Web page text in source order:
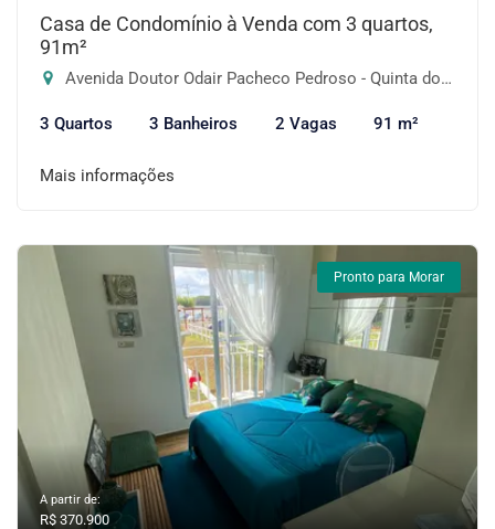
Casa de Condomínio à Venda com 3 quartos,
91m²
Avenida Doutor Odair Pacheco Pedroso - Quinta dos Angicos, Cotia-SP
3 Quartos 3 Banheiros 2 Vagas 91 m²
Mais informações
Pronto para Morar
A partir de:
R$ 370.900